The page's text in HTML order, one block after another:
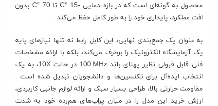
محصول به گونه‌ای است که در بازه دمایی -15 °C تا 70 °C بدون
افت عملکرد، پایداری خود را به طور کامل حفظ می‌کند .
به عنوان یک جمع‌بندی نهایی، این کابل رابط نه تنها نیازهای پایه
یک آزمایشگاه الکترونیک را برطرف می‌کند، بلکه با ارائه مشخصات
فنی قابل قبولی نظیر پهنای باند 100 MHz در حالت 10X، به یک
انتخاب ایده‌آل برای تکنسین‌ها و دانشجویان تبدیل شده است .
مقاومت حرارتی بالا، طراحی بسیار سبک و ارائه لوازم جانبی کاربردی،
ارزش خرید این مدل را در میان پراب‌های هم‌رده خود به شدت